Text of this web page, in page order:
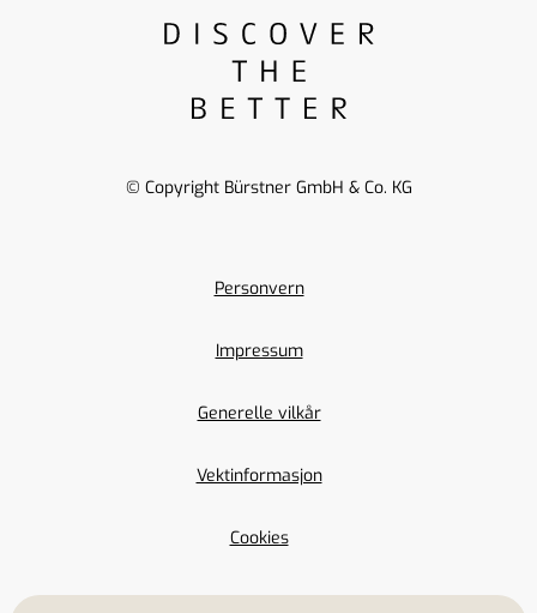
Personvern
Impressum
Generelle vilkår
Vektinformasjon
Cookies
© Copyright Bürstner GmbH & Co. KG